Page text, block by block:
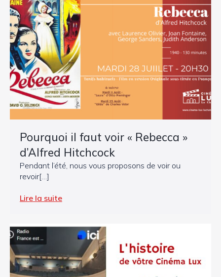
Pourquoi il faut voir « Rebecca »
d’Alfred Hitchcock
Pendant l’été, nous vous proposons de voir ou
revoir[…]
Lire la suite